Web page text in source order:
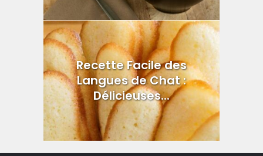
Recette Facile des
Langues de Chat :
Délicieuses...